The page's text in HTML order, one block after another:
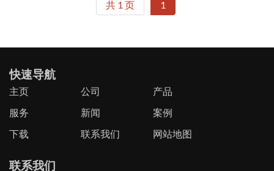
共 1 页 1
快速导航
主页 公司
产品
服务
新闻
案例
下载
联系我们 网站地图
联系我们